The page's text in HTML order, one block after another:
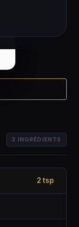
3 INGRÉDIENTS
2 tsp